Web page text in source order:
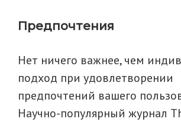
Предпочтения
Нет ничего важнее, чем
подход при удовлетворении
предпочтений вашего
Научно-популярный журнал